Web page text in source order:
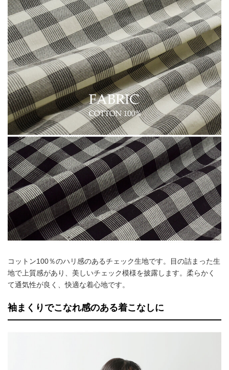
コットン100％のハリ感のあるチェック生地です。目の詰まった生
地で上質感があり、美しいチェック模様を披露します。柔らかく
て通気性が良く、快適な着心地です。
袖まくりでこなれ感のある着こなしに